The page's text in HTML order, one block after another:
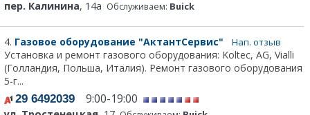
пер. Калинина, 14а Обслуживаем: Buick
4. Газовое оборудование "АктантСервис" Нап. отзыв
Установка и ремонт газового оборудования: Koltec, AG, Vialli
(Голландия, Польша, Италия). Ремонт газового оборудования
5-г...
29 6492039 9:00-19:00